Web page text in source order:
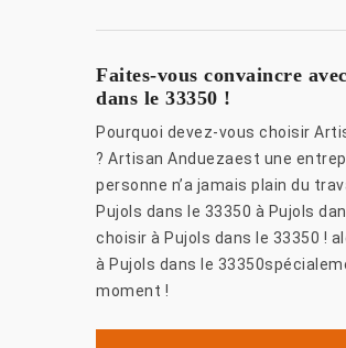
Faites-vous convaincre
dans le 33350 !
Pourquoi devez-vous choisir
? Artisan Anduezaest une
personne n’a jamais plain du
Pujols dans le 33350 à Pujols
choisir à Pujols dans le 33350 !
à Pujols dans le
moment !